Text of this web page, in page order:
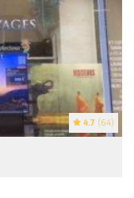
4.7 (64)